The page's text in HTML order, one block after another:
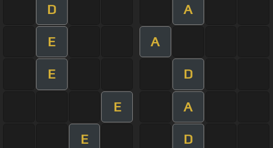
D A
E A
E D
E A
E D